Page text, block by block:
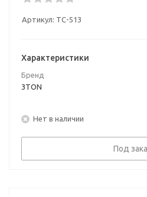
Артикул: ТC-513
Характеристики
Бренд
3TON
Нет в наличии
Под